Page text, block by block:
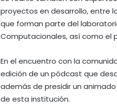
proyectos en desarrollo, entre
que forman parte del
Computacionales, así como el
En el encuentro con la
edición de un pódcast que
además de presidir un
de esta institución.